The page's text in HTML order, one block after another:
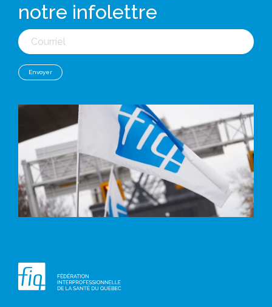
notre infolettre
Courriel
Envoyer